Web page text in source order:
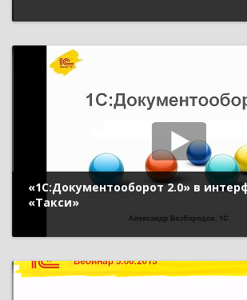
«1С:Документооборот 2.0» в
«Такси»